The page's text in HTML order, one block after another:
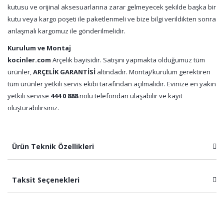
kutusu ve orijinal aksesuarlarına zarar gelmeyecek şekilde başka bir
kutu veya kargo poşeti ile paketlenmeli ve bize bilgi verildikten sonra
anlaşmalı kargomuz ile gönderilmelidir.
Kurulum ve Montaj
kocinler.com Arçelik bayisidir. Satışını yapmakta olduğumuz tüm
ürünler,ARÇELİK GARANTİSİ altındadır. Montaj/kurulum gerektiren
tüm ürünler yetkili servis ekibi tarafından açılmalıdır. Evinize en yakın
yetkili servise 444 0 888nolu telefondan ulaşabilir ve kayıt
oluşturabilirsiniz.
Ürün Teknik Özellikleri
Taksit Seçenekleri